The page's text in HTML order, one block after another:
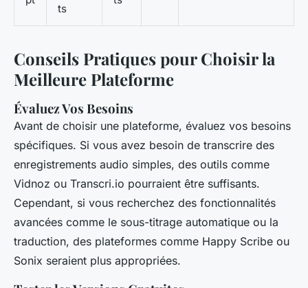
ts
Conseils Pratiques pour Choisir la
Meilleure Plateforme
Évaluez Vos Besoins
Avant de choisir une plateforme, évaluez vos besoins
spécifiques. Si vous avez besoin de transcrire des
enregistrements audio simples, des outils comme
Vidnoz ou Transcri.io pourraient être suffisants.
Cependant, si vous recherchez des fonctionnalités
avancées comme le sous-titrage automatique ou la
traduction, des plateformes comme Happy Scribe ou
Sonix seraient plus appropriées.